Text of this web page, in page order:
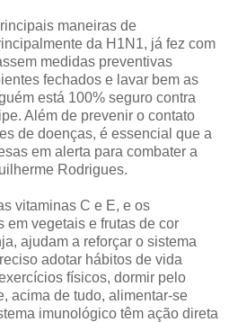
maneiras de
da H1N1, já fez com
medidas preventivas
fechados e lavar bem as
está 100% seguro contra
Além de prevenir o contato
de doenças, é essencial que a
em alerta para combater a
Rodrigues.
vitaminas C e E, e os
em vegetais e frutas de cor
ajudam a reforçar o sistema
adotar hábitos de vida
físicos, dormir pelo
acima de tudo, alimentar-se
imunológico têm ação direta